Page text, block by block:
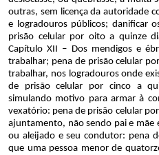
outras, sem licença da autoridade
e logradouros públicos; danificar
prisão celular por oito a quinze
Capítulo XII – Dos mendigos e
trabalhar; pena de prisão celular
trabalhar, nos logradouros onde
de prisão celular por cinco a
simulando motivo para armar à
vexatório: pena de prisão celular
ajuntamento, não sendo pai e mãe
ou aleijado e seu condutor: pena
que uma pessoa menor de